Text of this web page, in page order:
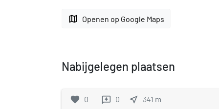
map Openen op Google Maps
Nabijgelegen plaatsen
favorite 0 reviews 0 near_me 341 m